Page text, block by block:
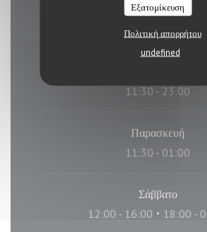
Εξατομίκευση
Πολιτική απορρήτου
undefined
Δευτέρα
11:30 - 14:00 • 18:00 -
11:30 - 23:00
Παρασκευή
11:30 - 01:00
Σάββατο
12:00 - 16:00 • 18:00 -